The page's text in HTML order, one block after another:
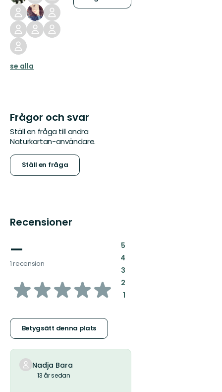
se alla
Frågor och svar
Ställ en fråga till andra
Naturkartan-användare.
Ställ en fråga
Recensioner
—
1 recension
av
stjärnor
Betygsätt denna plats
5:
4:
3:
2:
1:
Nadja Bara
13 år sedan